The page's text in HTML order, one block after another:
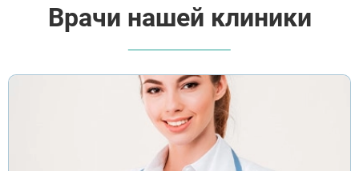
Врачи нашей клиники